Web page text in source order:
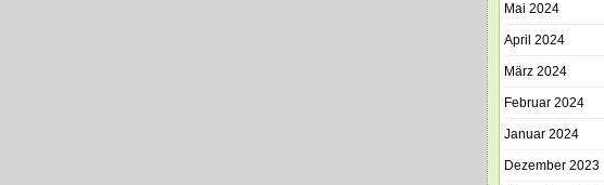
Mai 2024
April 2024
März 2024
Februar 2024
Januar 2024
Dezember 2023